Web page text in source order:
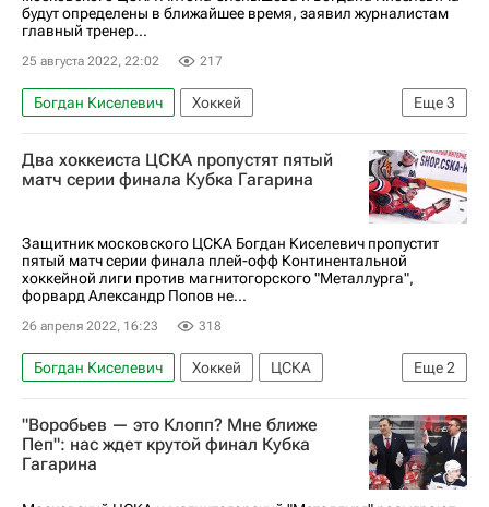
будут определены в ближайшее время, заявил журналистам
главный тренер...
25 августа 2022, 22:02 217
Еще3
Богдан Киселевич
Хоккей
Сергей Федоров
Антон Слепышев ЦСКА
Два хоккеиста ЦСКА пропустят пятый
матч серии финала Кубка Гагарина
Защитник московского ЦСКА Богдан Киселевич пропустит
пятый матч серии финала плей-офф Континентальной
хоккейной лиги против магнитогорского "Металлурга",
форвард Александр Попов не...
26 апреля 2022, 16:23 318
Еще2
Богдан Киселевич Хоккей
ЦСКА
Металлург (Магнитогорск)
КХЛ 2025-2026
"Воробьев — это Клопп? Мне ближе
Пеп": нас ждет крутой финал Кубка
Гагарина